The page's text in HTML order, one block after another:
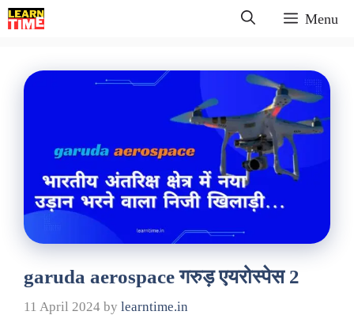
Skip
to
Menu
garuda aerospace गरुड़ एयरोस्पेस 2
11 April 2024 by learntime.in